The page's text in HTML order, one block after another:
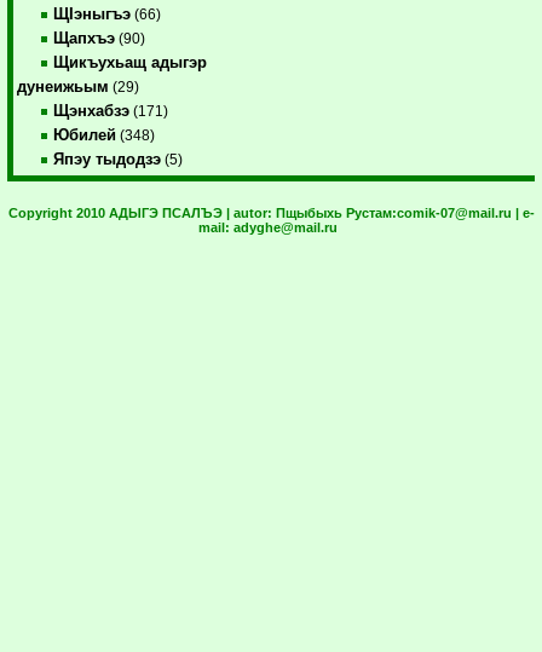
ЩIэныгъэ (66)
Щапхъэ (90)
Щикъухьащ адыгэр
дунеижьым (29)
Щэнхабзэ (171)
Юбилей (348)
Япэу тыдодзэ (5)
Copyright 2010 АДЫГЭ ПСАЛЪЭ | autor: Пщыбыхь Рустам:comik-07@mail.ru | e-
mail: adyghe@mail.ru